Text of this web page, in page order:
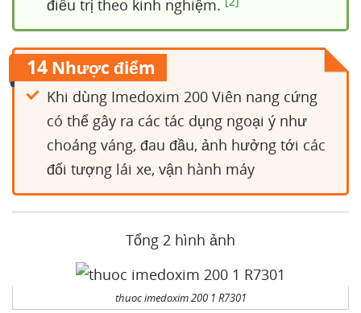
điều trị theo kinh nghiệm.
14 Nhược điểm
Khi dùng Imedoxim 200 Viên nang cứng
có thể gây ra các tác dụng ngoại ý như
choáng váng, đau đầu, ảnh hưởng tới các
đối tượng lái xe, vận hành máy
Tổng 2 hình ảnh
thuoc imedoxim 200 1 R7301